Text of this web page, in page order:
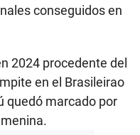
conseguidos en
2024 procedente del
en el Brasileirao
quedó marcado por